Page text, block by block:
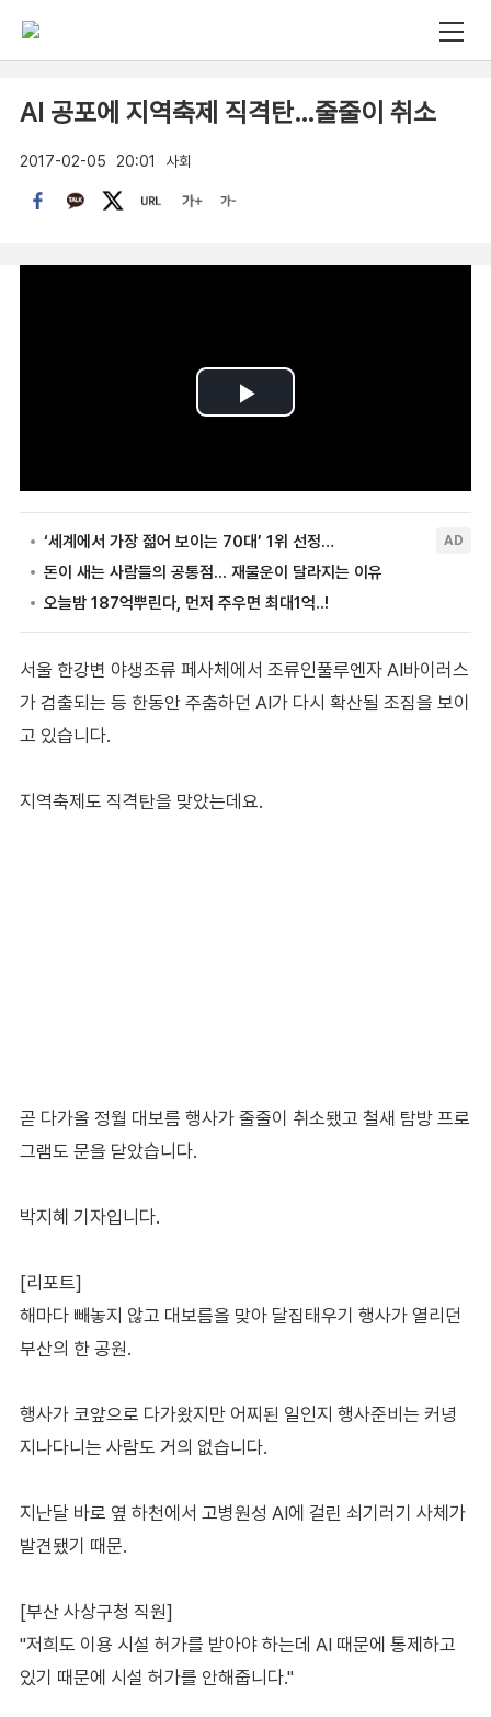
AI 공포에 지역축제 직격탄…줄줄이 취소
2017-02-05 20:01 사회
서울 한강변 야생조류 페사체에서 조류인풀루엔자 AI바이러스
가 검출되는 등 한동안 주춤하던 AI가 다시 확산될 조짐을 보이
고 있습니다.
지역축제도 직격탄을 맞았는데요.
곧 다가올 정월 대보름 행사가 줄줄이 취소됐고 철새 탐방 프로
그램도 문을 닫았습니다.
박지혜 기자입니다.
[리포트]
해마다 빼놓지 않고 대보름을 맞아 달집태우기 행사가 열리던
부산의 한 공원.
행사가 코앞으로 다가왔지만 어찌된 일인지 행사준비는 커녕
지나다니는 사람도 거의 없습니다.
지난달 바로 옆 하천에서 고병원성 AI에 걸린 쇠기러기 사체가
발견됐기 때문.
[부산 사상구청 직원]
"저희도 이용 시설 허가를 받아야 하는데 AI 때문에 통제하고
있기 때문에 시설 허가를 안해줍니다."